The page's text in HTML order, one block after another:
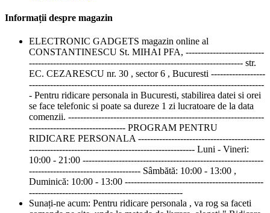
Informații despre magazin
ELECTRONIC GADGETS magazin online al
CONSTANTINESCU St. MIHAI PFA, --------------------------
----------------------------------------------------------------------- str.
EC. CEZARESCU nr. 30 , sector 6 , Bucuresti ------------------
------------------------------------------------------------------------------
- Pentru ridicare personala in Bucuresti, stabilirea datei si orei
se face telefonic si poate sa dureze 1 zi lucratoare de la data
comenzii. -----------------------------------------------------------------
-------------------------------- PROGRAM PENTRU
RIDICARE PERSONALA ------------------------------------------
------------------------------------------------------- Luni - Vineri:
10:00 - 21:00 ------------------------------------------------------------
------------------------------------- Sâmbătă: 10:00 - 13:00 ,
Duminică: 10:00 - 13:00 ----------------------------------------------
---------------------------------------------------
Sunați-ne acum: Pentru ridicare personala , va rog sa faceti